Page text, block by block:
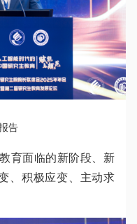
告
育面临的新阶段、新
、积极应变、主动求